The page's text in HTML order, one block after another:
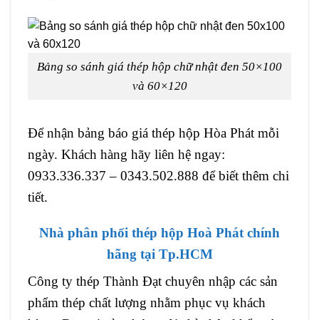
Bảng so sánh giá thép hộp chữ nhật đen 50×100
và 60×120
Để nhận bảng báo giá thép hộp Hòa Phát mỗi
ngày. Khách hàng hãy liên hệ ngay:
0933.336.337 – 0343.502.888 để biết thêm chi
tiết.
Nhà phân phối thép hộp Hoà Phát chính
hãng tại Tp.HCM
Công ty thép Thành Đạt chuyên nhập các sản
phẩm thép chất lượng nhằm phục vụ khách